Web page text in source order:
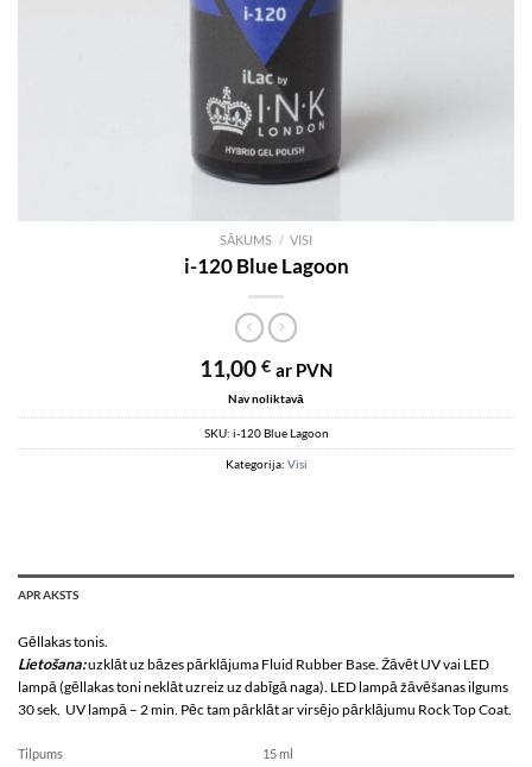
SĀKUMS / VISI
i-120 Blue Lagoon
11,00 € ar PVN
Nav noliktavā
SKU: i-120 Blue Lagoon
Kategorija: Visi
APRAKSTS
Gēllakas tonis.
Lietošana:uzklāt uz bāzes pārklājuma Fluid Rubber Base. Žāvēt UV vai LED
lampā (gēllakas toni neklāt uzreiz uz dabīgā naga). LED lampā žāvēšanas ilgums
30 sek. UV lampā – 2 min. Pēc tam pārklāt ar virsējo pārklājumu Rock Top Coat.
Tilpums
15 ml